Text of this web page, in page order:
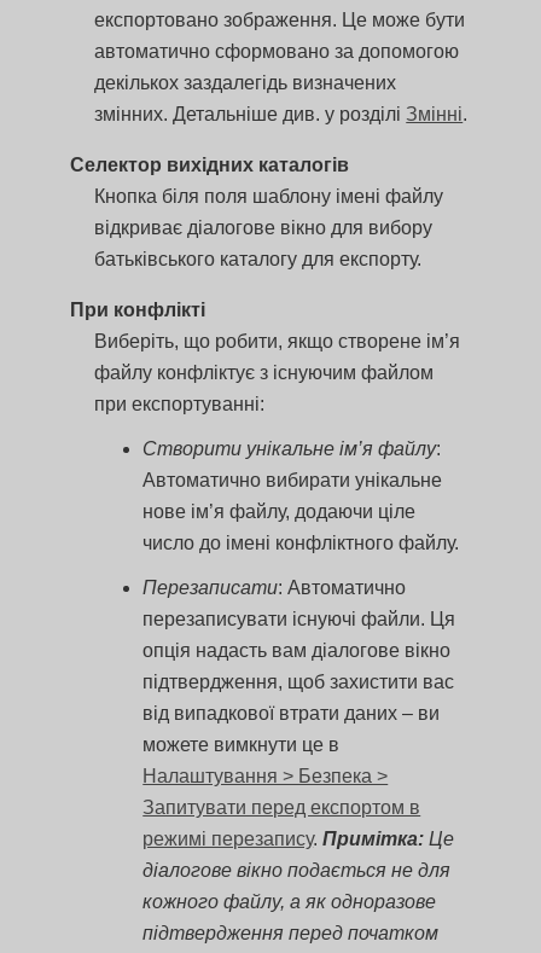
експортовано зображення. Це може бути
автоматично сформовано за допомогою
декількох заздалегідь визначених
змінних. Детальніше див. у розділі Змінні.
Селектор вихідних каталогів
Кнопка біля поля шаблону імені файлу
відкриває діалогове вікно для вибору
батьківського каталогу для експорту.
При конфлікті
Виберіть, що робити, якщо створене ім’я
файлу конфліктує з існуючим файлом
при експортуванні:
Створити унікальне ім’я файлу:
Автоматично вибирати унікальне
нове ім’я файлу, додаючи ціле
число до імені конфліктного файлу.
Перезаписати: Автоматично
перезаписувати існуючі файли. Ця
опція надасть вам діалогове вікно
підтвердження, щоб захистити вас
від випадкової втрати даних – ви
можете вимкнути це в
Налаштування > Безпека >
Запитувати перед експортом в
режимі перезапису.Примітка: Це
діалогове вікно подається не для
кожного файлу, а як одноразове
підтвердження перед початком